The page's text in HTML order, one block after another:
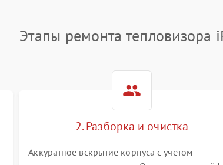
Этапы ремонта тепловизора
2. Разборка и очистка
Аккуратное вскрытие корпуса с учетом